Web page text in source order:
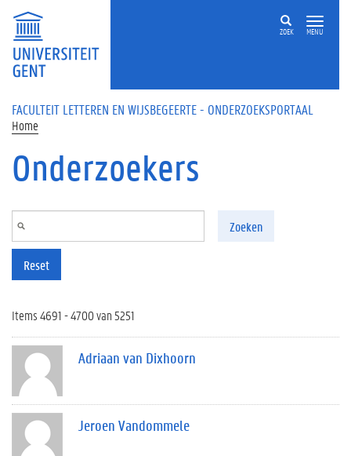
Overslaan en naar de inhoud gaan
ZOEK MENU
FACULTEIT LETTEREN EN WIJSBEGEERTE - ONDERZOEKSPORTAAL
Home
Onderzoekers
Zoeken
Reset
Items 4691 - 4700 van 5251
Adriaan van Dixhoorn
Jeroen Vandommele